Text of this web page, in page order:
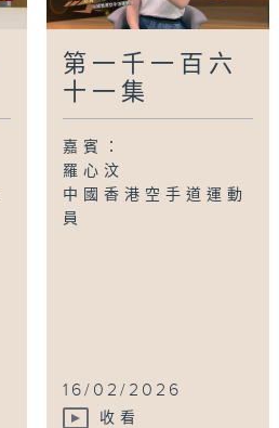
第一千一百六
十一集
嘉賓：
羅心汶
中國香港空手道運動
員
16/02/2026
收看